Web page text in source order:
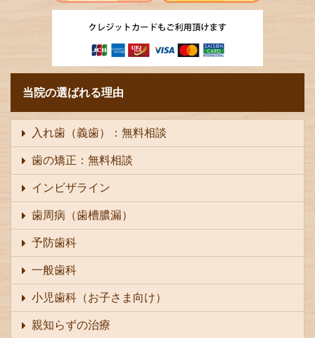
当院の選ばれる理由
入れ歯（義歯）：無料相談
歯の矯正：無料相談
インビザライン
歯周病（歯槽膿漏）
予防歯科
一般歯科
小児歯科（お子さま向け）
親知らずの治療